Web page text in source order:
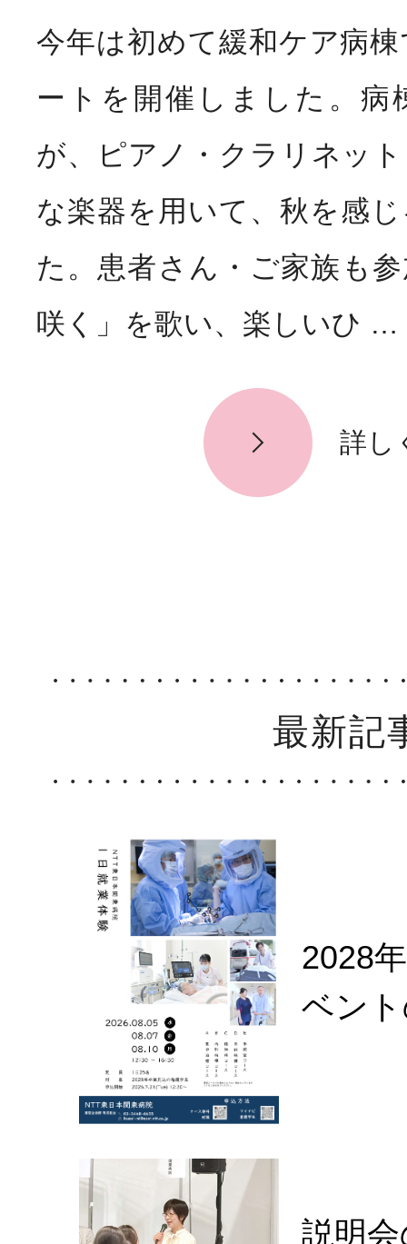
今年は初めて緩和ケア病
ートを開催しました。病
が、ピアノ・クラリネッ
な楽器を用いて、秋を感
た。患者さん・ご家族も
咲く」を歌い、楽しいひ …
詳し
最新記
2028
ベン
説明